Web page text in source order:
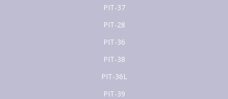
PIT-37
PIT-28
PIT-36
PIT-38
PIT-36L
PIT-39